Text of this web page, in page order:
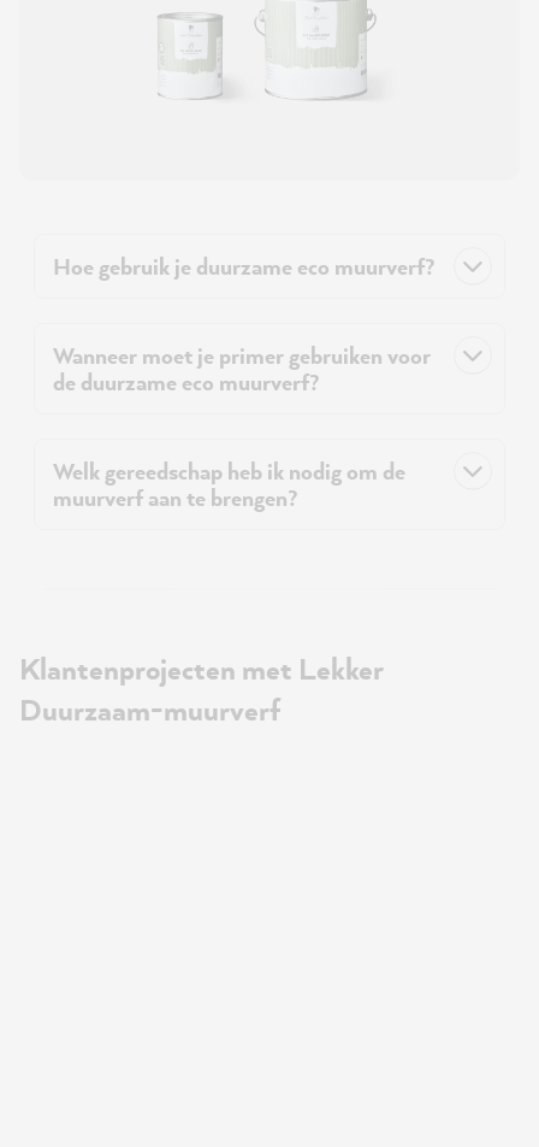
Hoe gebruik je duurzame eco muurverf?
Wanneer moet je primer gebruiken voor
de duurzame eco muurverf?
Welk gereedschap heb ik nodig om de
muurverf aan te brengen?
Klantenprojecten met Lekker
Duurzaam-muurverf